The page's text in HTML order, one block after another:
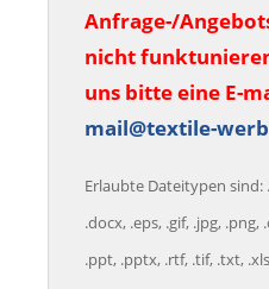
Anfrage-/
nicht
uns bitte eine E-
mail@textile-
Erlaubte Dateitypen sind:
.docx, .eps, .gif, .jpg,
.ppt, .pptx, .rtf, .tif, .txt,